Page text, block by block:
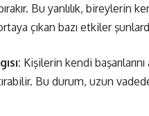
Bu yanlılık, bireylerin
çıkan bazı etkiler
Kişilerin kendi
Bu durum, uzun